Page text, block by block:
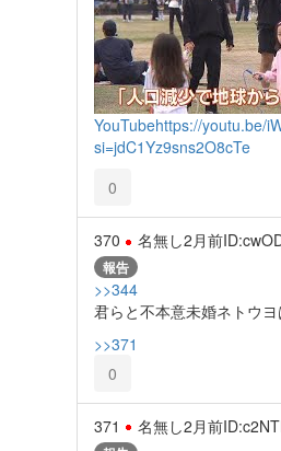
YouTubehttps://youtu.be/
si=jdC1Yz9sns2O8cTe
0
370 名無し2月前
報告
>>344
君らと不本意未婚ネトウ
>>371
0
371 名無し2月前